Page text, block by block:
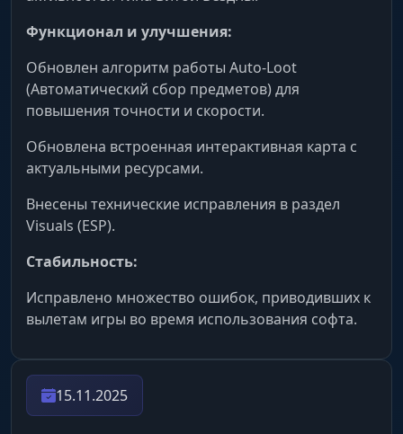
Стяжка Венти для всех. Притяни всех мобов и
руду в одну точку (Magnetizer) или заморозь
врагов, превратив их в беспомощные статуи.
Enemy Won't Attack
Пацифизм. Враги просто игнорируют тебя.
Спокойно собирай ресурсы прямо из-под
носа у Митачурлов.
Movement (Свобода Анемо)
Летай как Паймон. Проходи сквозь скалы и
стены данжей. Бесконечная стамина
позволит спринтовать и карабкаться без
Функционал и улучшения:
Обновлен алгоритм работы Auto-Loot
(Автоматический сбор предметов) для
повышения точности и скорости.
Обновлена встроенная интерактивная карта с
актуальными ресурсами.
Внесены технические исправления в раздел
Visuals (ESP).
Стабильность:
Исправлено множество ошибок, приводивших к
вылетам игры во время использования софта.
15.11.2025